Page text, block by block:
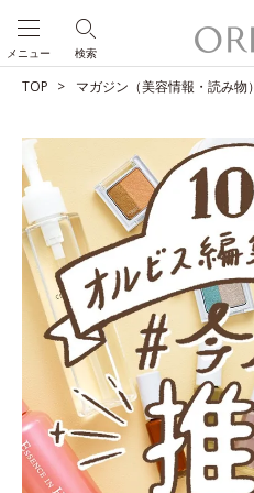
検索
メニュー
TOP マガジン（美容情報・読み物）